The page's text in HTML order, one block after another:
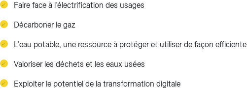
Faire face à l’électrification des usages​
Décarboner le gaz​
L’eau potable, une ressource à protéger et utiliser de façon efficiente​
Valoriser les déchets et les eaux usées​
Exploiter le potentiel de la transformation digitale